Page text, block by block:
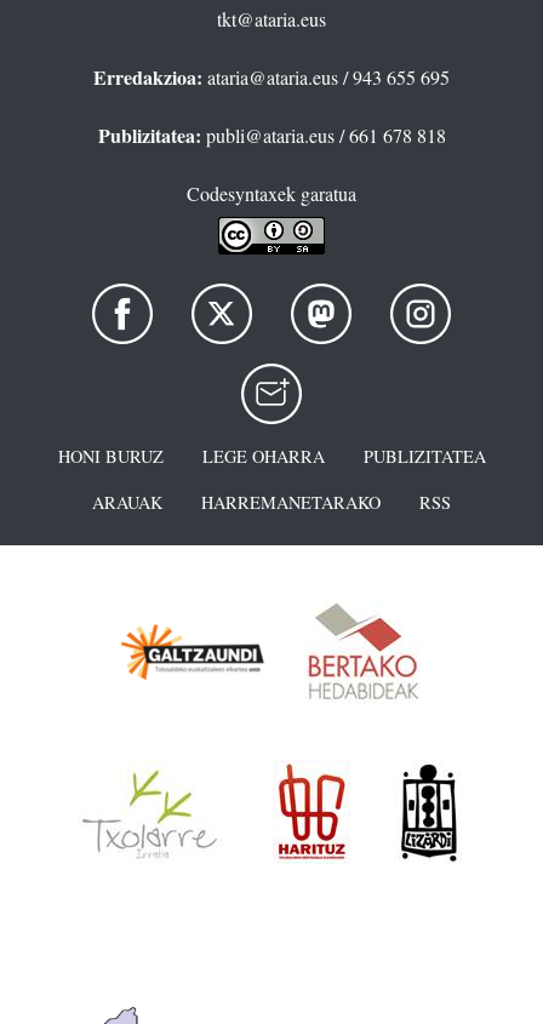
tkt@ataria.eus
Erredakzioa: ataria@ataria.eus/ 943 655 695
Publizitatea: publi@ataria.eus/ 661 678 818
Codesyntaxek garatua
HONI BURUZ LEGE OHARRA
PUBLIZITATEA
ARAUAK
HARREMANETARAKO RSS